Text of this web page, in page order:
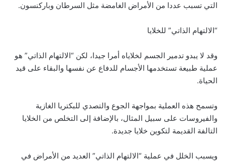
التي تسبب عددا من الأمراض الغامضة مثل السرطان وباركنسون.
“الالتهام الذاتي” للخلايا
وقد لا يبدو تدمير الجسم لخلاياه أمرا جيدا، لكن “الالتهام الذاتي” هو
عملية طبيعة تستخدمها الأجسام للدفاع عن نفسها والبقاء على قيد
الحياة.
وتسمح هذه العملية بمواجهة الجوع والتصدي للبكتريا الغازية
والفيروسات على سبيل المثال، بالإضافة إلى التخلص من الخلايا
التالفة القديمة لتكوين خلايا جديدة.
ويسبب الخلل في عملية “الالتهام الذاتي” العديد من الأمراض في